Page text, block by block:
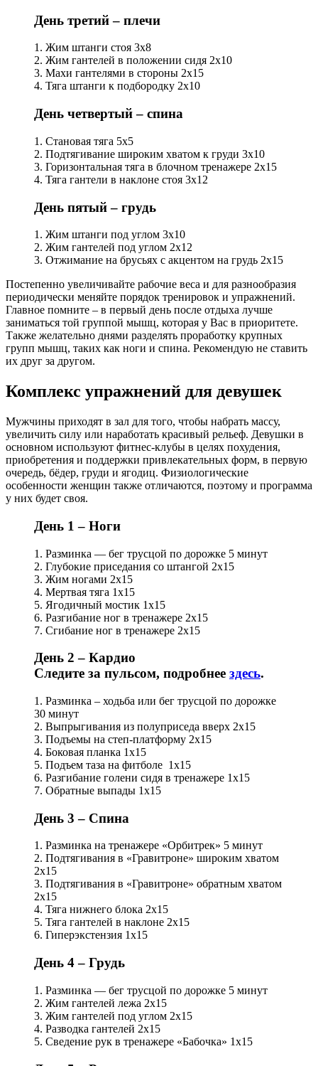
День третий – плечи
1. Жим штанги стоя 3х8
2. Жим гантелей в положении сидя 2х10
3. Махи гантелями в стороны 2х15
4. Тяга штанги к подбородку 2х10
День четвертый – спина
1. Становая тяга 5х5
2. Подтягивание широким хватом к груди 3х10
3. Горизонтальная тяга в блочном тренажере 2х15
4. Тяга гантели в наклоне стоя 3х12
День пятый – грудь
1. Жим штанги под углом 3х10
2. Жим гантелей под углом 2х12
3. Отжимание на брусьях с акцентом на грудь 2х15
Постепенно увеличивайте рабочие веса и для разнообразия
периодически меняйте порядок тренировок и упражнений.
Главное помните – в первый день после отдыха лучше
заниматься той группой мышц, которая у Вас в приоритете.
Также желательно днями разделять проработку крупных
групп мышц, таких как ноги и спина. Рекомендую не ставить
их друг за другом.
Комплекс упражнений для девушек
Мужчины приходят в зал для того, чтобы набрать массу,
увеличить силу или наработать красивый рельеф. Девушки в
основном используют фитнес-клубы в целях похудения,
приобретения и поддержки привлекательных форм, в первую
очередь, бёдер, груди и ягодиц. Физиологические
особенности женщин также отличаются, поэтому и программа
у них будет своя.
День 1 – Ноги
1. Разминка — бег трусцой по дорожке 5 минут
2. Глубокие приседания со штангой 2х15
3. Жим ногами 2х15
4. Мертвая тяга 1х15
5. Ягодичный мостик 1х15
6. Разгибание ног в тренажере 2х15
7. Сгибание ног в тренажере 2х15
День 2 – Кардио
Следите за пульсом, подробнее здесь.
1. Разминка – ходьба или бег трусцой по дорожке
30 минут
2. Выпрыгивания из полуприседа вверх 2х15
3. Подъемы на степ-платформу 2х15
4. Боковая планка 1х15
5. Подъем таза на фитболе 1х15
6. Разгибание голени сидя в тренажере 1х15
7. Обратные выпады 1х15
День 3 – Спина
1. Разминка на тренажере «Орбитрек» 5 минут
2. Подтягивания в «Гравитроне» широким хватом
2х15
3. Подтягивания в «Гравитроне» обратным хватом
2х15
4. Тяга нижнего блока 2х15
5. Тяга гантелей в наклоне 2х15
6. Гиперэкстензия 1х15
День 4 – Грудь
1. Разминка — бег трусцой по дорожке 5 минут
2. Жим гантелей лежа 2х15
3. Жим гантелей под углом 2х15
4. Разводка гантелей 2х15
5. Сведение рук в тренажере «Бабочка» 1х15